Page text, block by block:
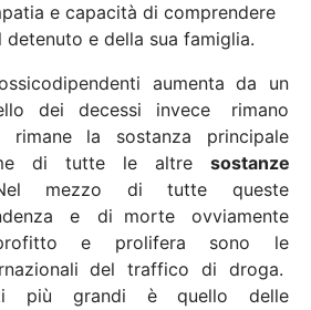
e capacità di comprendere
e della sua famiglia.
aumenta da un
dei decessi invece rimano
rimane la sostanza principale
di tutte le altre sostanze
mezzo di tutte queste
e di morte ovviamente
e prolifera sono le
del traffico di droga.
più grandi è quello delle